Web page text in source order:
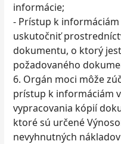
informácie;
- Prístup k
uskutočniť
dokumentu, o ktorý
požadovaného
6. Orgán moci môže
prístup k informáciám
vypracovania kópií
ktoré sú určené
nevyhnutných